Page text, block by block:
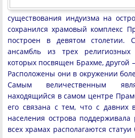
существования индуизма на
сохранился храмовый комплекс
построен в девятом столетии.
ансамбль из трех
которых посвящен Брахме, другой
Расположены они в окружении
Самым величественным
находящийся в самом центре
его связана с тем, что с давних
населения острова
всех храмах располагаются